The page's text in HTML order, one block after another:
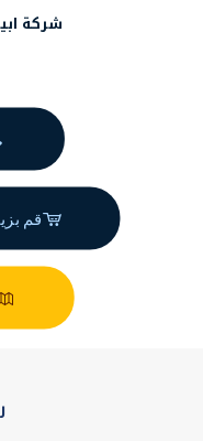
شركة
قم